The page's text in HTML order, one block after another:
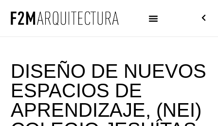
DISEÑO DE NUEVOS
ESPACIOS DE
APRENDIZAJE, (NEI)